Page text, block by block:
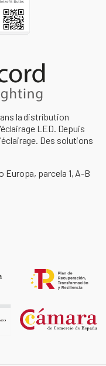
la distribution
LED. Depuis
Des solutions
Europa, parcela 1, A-B